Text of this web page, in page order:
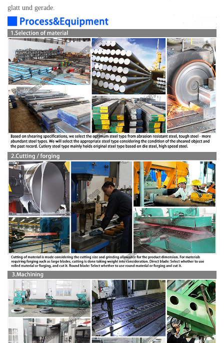
glatt und gerade.